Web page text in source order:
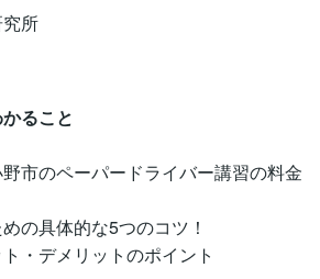
所
ること
市のペーパードライバー講習の料金
の具体的な5つのコツ！
・デメリットのポイント